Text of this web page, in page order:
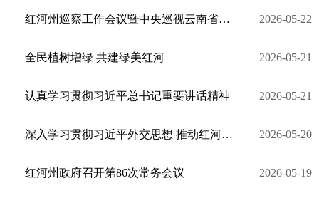
红河州巡察工作会议暨中央巡视云南省反馈问题整改涉及红河州事项和省委巡视整改推进会召开 2026-05-22
全民植树增绿 共建绿美红河 2026-05-21
认真学习贯彻习近平总书记重要讲话精神 2026-05-21
深入学习贯彻习近平外交思想 推动红河州对外开放迈上新台阶 2026-05-20
红河州政府召开第86次常务会议 2026-05-19